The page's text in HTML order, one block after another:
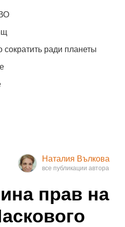
ради планеты
Наталия Вълкова
прав на